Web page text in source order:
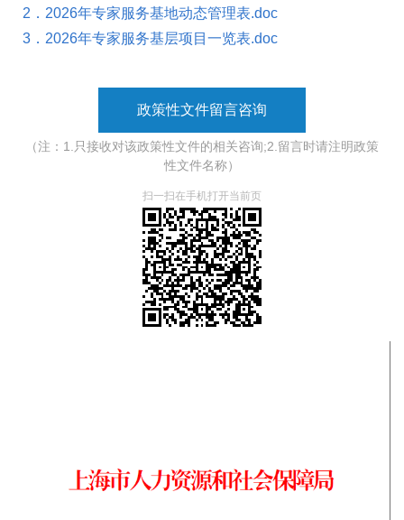
2．2026年专家服务基地动态管理表.doc
3．2026年专家服务基层项目一览表.doc
政策性文件留言咨询
（注：1.只接收对该政策性文件的相关咨询;2.留言时请注明政策
性文件名称）
扫一扫在手机打开当前页